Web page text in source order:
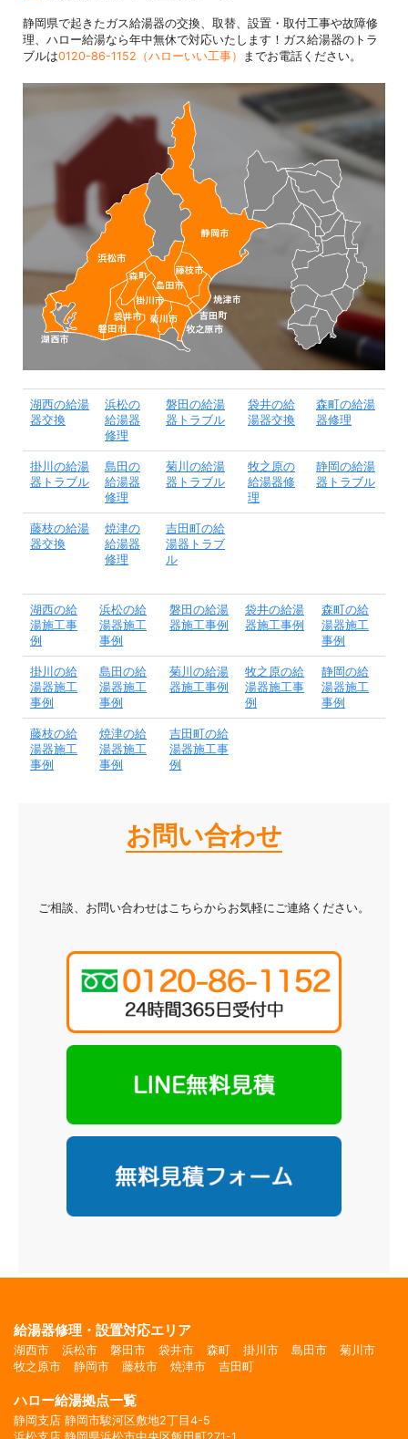
静岡県で起きたガス給湯器の交換、取替、設置・取付工事や故障修
理、ハロー給湯なら年中無休で対応いたします！ガス給湯器のトラ
ブルは0120-86-1152（ハローいい工事） までお電話ください。
湖西の給湯
器交換
浜松の
給湯器
修理
磐田の給湯
器トラブル
袋井の給
湯器交換
森町の給湯
器修理
掛川の給湯
器トラブル
島田の
給湯器
修理
菊川の給湯
器トラブル
牧之原の
給湯器修
理
静岡の給湯
器トラブル
藤枝の給湯
器交換
焼津の
給湯器
修理
吉田町の給
湯器トラブ
ル
湖西の給
湯施工事
例
浜松の給
湯器施工
事例
磐田の給湯
器施工事例
袋井の給湯
器施工事例
森町の給
湯器施工
事例
掛川の給
湯器施工
事例
島田の給
湯器施工
事例
菊川の給湯
器施工事例
牧之原の給
湯器施工事
例
静岡の給
湯器施工
事例
藤枝の給
湯器施工
事例
焼津の給
湯器施工
事例
吉田町の給
湯器施工事
例
お問い合わせ
ご相談、お問い合わせはこちらからお気軽にご連絡ください。
給湯器修理・設置対応エリア
湖西市 浜松市 磐田市 袋井市 森町 掛川市 島田市
菊川市
牧之原市
静岡市 藤枝市 焼津市 吉田町
ハロー給湯拠点一覧
静岡支店 静岡市駿河区敷地2丁目4-5